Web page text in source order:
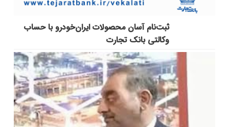
ثبت‌نام آسان محصولات ایران‌خودرو با حساب
وکالتی بانک تجارت